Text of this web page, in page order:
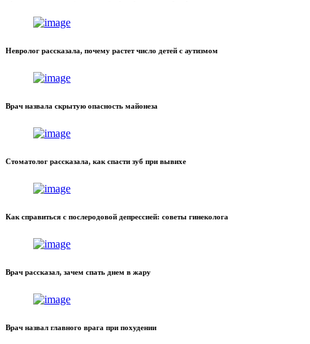
Невролог рассказала, почему растет число детей с аутизмом
Врач назвала скрытую опасность майонеза
Стоматолог рассказала, как спасти зуб при вывихе
Как справиться с послеродовой депрессией: советы гинеколога
Врач рассказал, зачем спать днем в жару
Врач назвал главного врага при похудении